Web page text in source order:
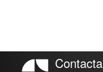
Contacta